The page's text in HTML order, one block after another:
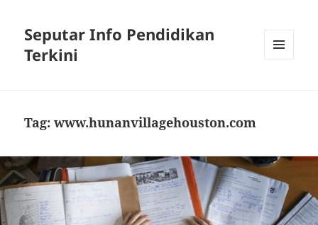
Seputar Info Pendidikan
Terkini
Tag:www.hunanvillagehouston.com